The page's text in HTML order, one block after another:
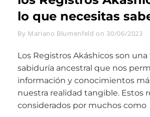
TU
VIDA
lo que necesitas
By Byline
Mariano Blumenfeld on 30/06/2023
Los Registros Akáshicos son
sabiduría ancestral que nos
información y conocimientos
nuestra realidad tangible. Estos
considerados por muchos como